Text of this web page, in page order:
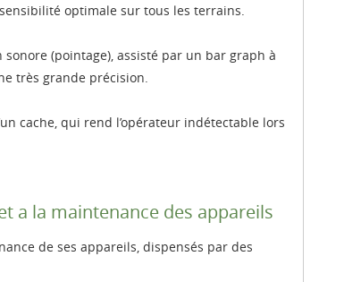
optimale sur tous les terrains.
(pointage), assisté par un bar graph à
très grande précision.
cache, qui rend l’opérateur indétectable lors
a la maintenance des appareils
de ses appareils, dispensés par des